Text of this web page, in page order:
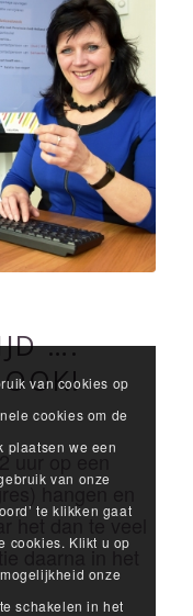
….
uur op een
hangen en
het dan te veel
daarna in het
van cookies op
cookies om de
plaatsen we een
van onze
te klikken gaat
cookies. Klikt u op
onze
schakelen in het